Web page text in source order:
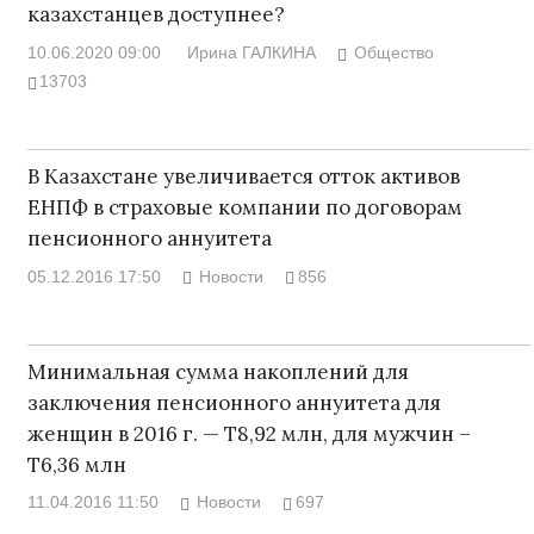
казахстанцев доступнее?
10.06.2020 09:00 Ирина ГАЛКИНА
Общество
13703
В Казахстане увеличивается отток активов
ЕНПФ в страховые компании по договорам
пенсионного аннуитета
05.12.2016 17:50 Новости 856
Минимальная сумма накоплений для
заключения пенсионного аннуитета для
женщин в 2016 г. — Т8,92 млн, для мужчин –
Т6,36 млн
11.04.2016 11:50 Новости 697